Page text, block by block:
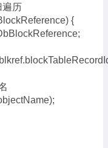
历
{